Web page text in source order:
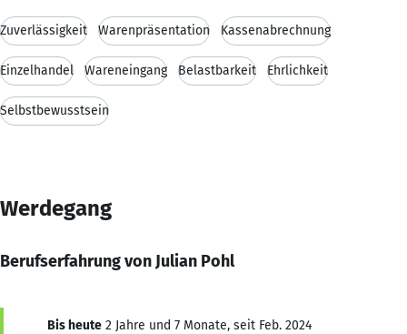
Zuverlässigkeit Warenpräsentation Kassenabrechnung
Einzelhandel Wareneingang Belastbarkeit Ehrlichkeit
Selbstbewusstsein
Werdegang
Berufserfahrung von Julian Pohl
Bis heute 2 Jahre und 7 Monate, seit Feb. 2024